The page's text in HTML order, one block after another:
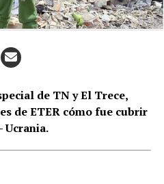
de TN y El Trece,
de ETER cómo fue cubrir
Ucrania.